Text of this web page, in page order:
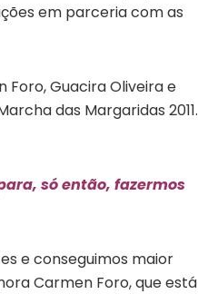
em parceria com as
Foro, Guacira Oliveira e
das Margaridas 2011.
só então, fazermos
e conseguimos maior
Carmen Foro, que está